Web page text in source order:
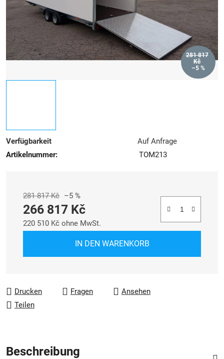
Verfügbarkeit
Auf Anfrage
Artikelnummer:
TOM213
281 817 Kč –5 %
266 817 Kč
220 510 Kč ohne MwSt.
IN DEN WARENKORB
Drucken Fragen
Ansehen
Teilen
281 817
Kč
–5 %
Beschreibung